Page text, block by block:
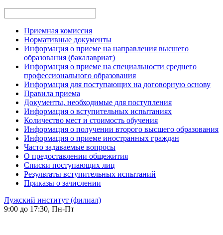
Приемная комиссия
Нормативные документы
Информация о приеме на направления высшего
образования (бакалавриат)
Информация о приеме на специальности среднего
профессионального образования
Информация для поступающих на договорную основу
Правила приема
Документы, необходимые для поступления
Информация о вступительных испытаниях
Количество мест и стоимость обучения
Информация о получении второго высшего образования
Информация о приеме иностранных граждан
Часто задаваемые вопросы
О предоставлении общежития
Списки поступающих лиц
Результаты вступительных испытаний
Приказы о зачислении
Лужский институт (филиал)
9:00 до 17:30, Пн-Пт